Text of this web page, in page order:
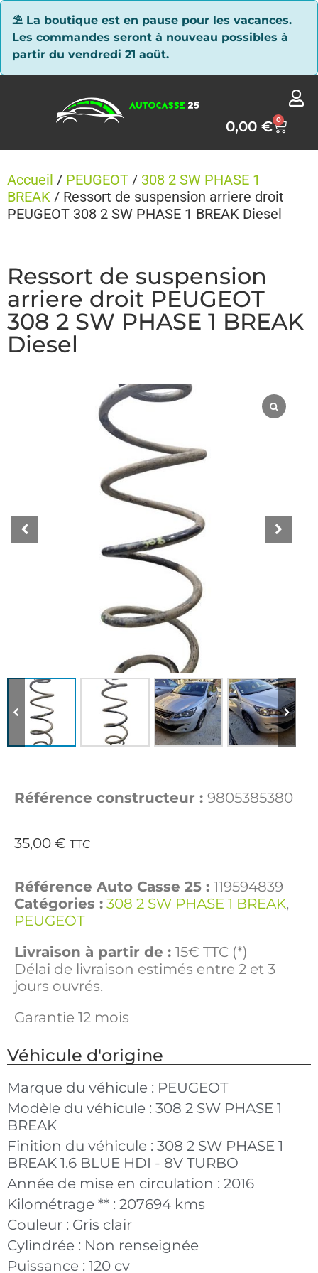
⛱ La boutique est en pause pour les vacances.
Les commandes seront à nouveau possibles à
partir du vendredi 21 août.
0,00€ 0
Accueil / PEUGEOT / 308 2 SW PHASE 1
BREAK / Ressort de suspension arriere droit
PEUGEOT 308 2 SW PHASE 1 BREAK Diesel
Ressort de suspension
arriere droit PEUGEOT
308 2 SW PHASE 1 BREAK
Diesel
Référence constructeur : 9805385380
35,00 € TTC
Référence Auto Casse 25 : 119594839
Catégories : 308 2 SW PHASE 1 BREAK,
PEUGEOT
Livraison à partir de : 15€ TTC (*)
Délai de livraison estimés entre 2 et 3
jours ouvrés.
Garantie 12 mois
Véhicule d'origine
Marque du véhicule : PEUGEOT
Modèle du véhicule : 308 2 SW PHASE 1
BREAK
Finition du véhicule : 308 2 SW PHASE 1
BREAK 1.6 BLUE HDI - 8V TURBO
Année de mise en circulation : 2016
Kilométrage ** : 207694 kms
Couleur : Gris clair
Cylindrée : Non renseignée
Puissance : 120 cv
Panneau de gestion des cookies